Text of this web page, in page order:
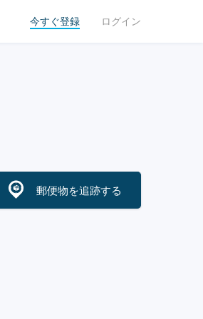
今すぐ登録 ログイン
郵便物を追跡する